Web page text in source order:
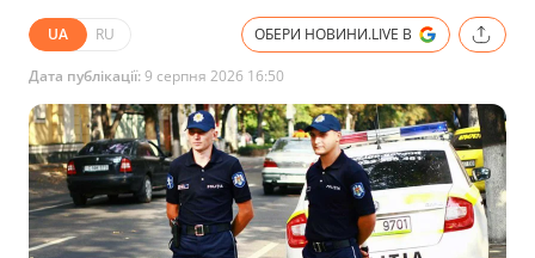
UA RU ОБЕРИ НОВИНИ.LIVE В
Дата публікації:9 серпня 2026 16:50